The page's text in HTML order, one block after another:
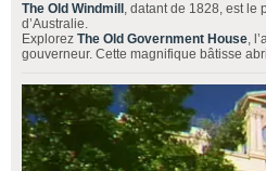
The Old Windmill , datant de 1828, est le
d’Australie.
Explorez The Old Government House,
gouverneur. Cette magnifique bâtisse